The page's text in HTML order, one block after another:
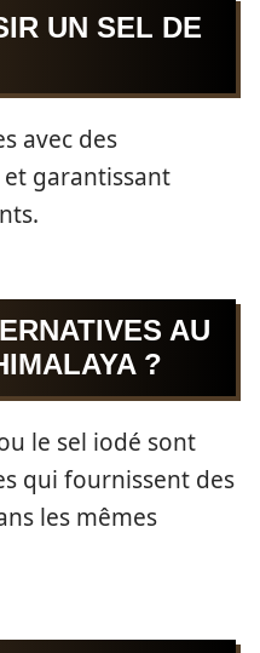
UN SEL DE
avec des
garantissant
AU
?
le sel iodé sont
qui fournissent des
les mêmes